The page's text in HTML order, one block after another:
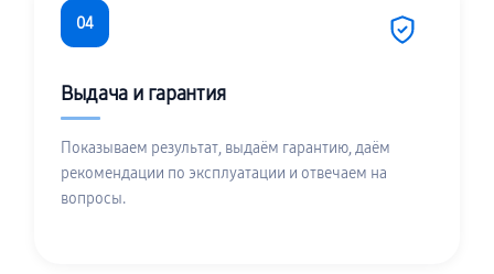
04
Выдача и гарантия
Показываем результат, выдаём гарантию, даём
рекомендации по эксплуатации и отвечаем на
вопросы.